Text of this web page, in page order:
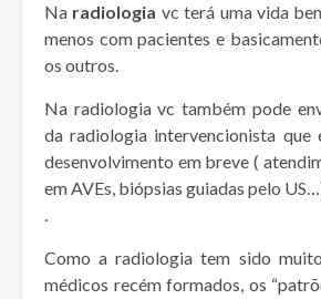
Na radiologia vc terá uma vida
menos com pacientes e
os outros.
Na radiologia vc também pode
da radiologia intervencionista que
desenvolvimento em breve (
em AVEs, biópsias guiadas pelo
.
Como a radiologia tem sido
médicos recém formados, os